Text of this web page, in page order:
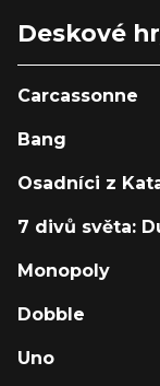
Deskové
Carcassonne
Bang
Osadníci z
7 divů světa:
Monopoly
Dobble
Uno